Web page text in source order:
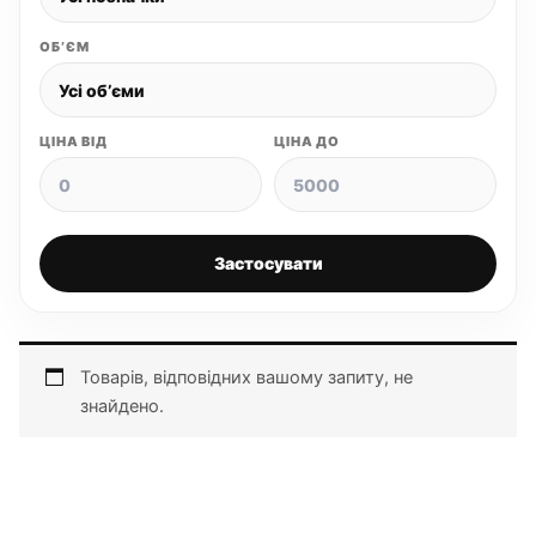
ОБʼЄМ
ЦІНА ВІД ЦІНА ДО
Застосувати
Товарів, відповідних вашому запиту, не
знайдено.